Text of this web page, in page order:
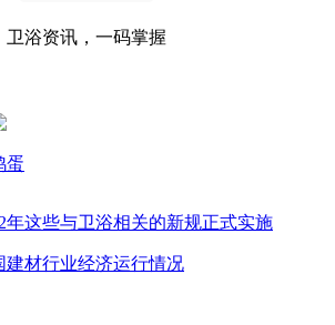
卫浴资讯，一码掌握
蛋
年这些与卫浴相关的新规正式实施
建材行业经济运行情况